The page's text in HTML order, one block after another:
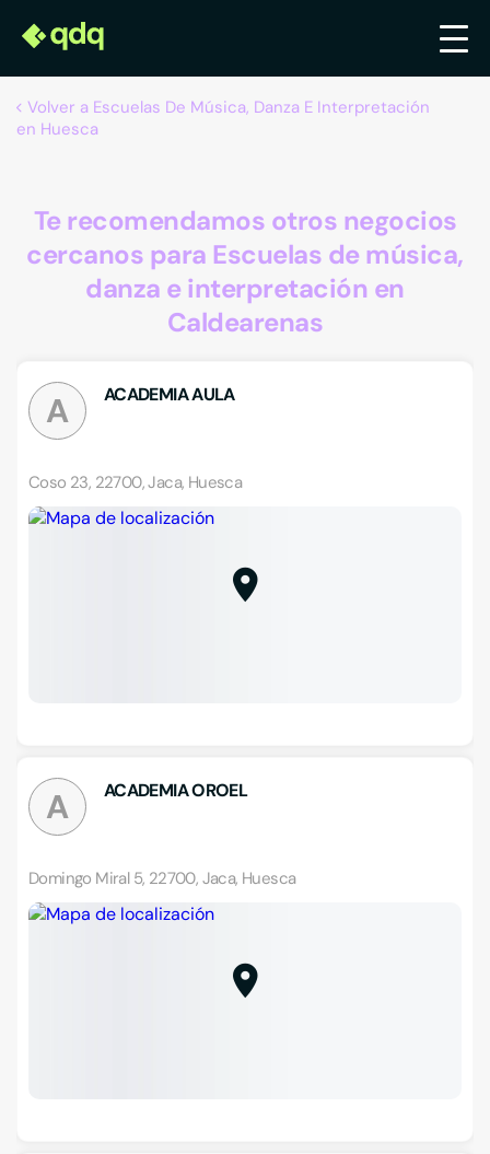
Volver a Escuelas De Música, Danza E Interpretación
en Huesca
Te recomendamos otros negocios
cercanos para Escuelas de música,
danza e interpretación en
Caldearenas
A ACADEMIA AULA
Coso 23, 22700, Jaca, Huesca
A ACADEMIA OROEL
Domingo Miral 5, 22700, Jaca, Huesca